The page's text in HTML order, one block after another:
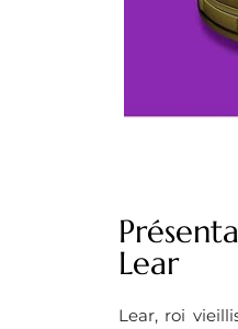
Lear
Lear, roi